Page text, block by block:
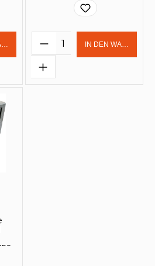
Gib den
Produkt Anzahl:
IN DEN